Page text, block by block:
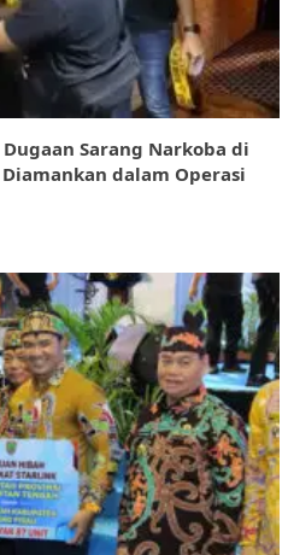
Sarang Narkoba di
dalam Operasi